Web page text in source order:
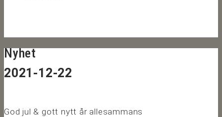
Nyhet
2021-12-22
God jul & gott nytt år allesammans️